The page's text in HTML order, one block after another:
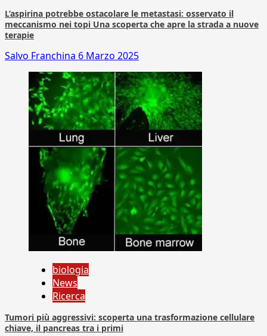
L’aspirina potrebbe ostacolare le metastasi: osservato il
meccanismo nei topi Una scoperta che apre la strada a nuove
terapie
Salvo Franchina 6 Marzo 2025
biologia
News
Ricerca
Tumori più aggressivi: scoperta una trasformazione cellulare
chiave, il pancreas tra i primi